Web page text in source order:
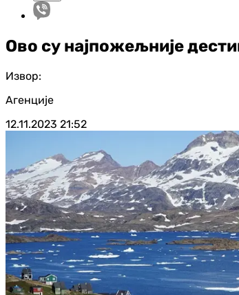
Ово су најпожељније
Извор:
Агенције
12.11.2023 21:52